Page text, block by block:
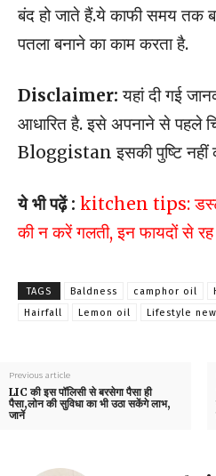
बंद हो जाते हैं.ये काफी समय तक
पतला बनाने का काम करता है.
Disclaimer: यहां दी गई
आधारित है. इसे अपनाने से पहले
Bloggistan इसकी पुष्टि नहीं
ये भी पढ़ें : kitchen tips:
की न करें गलती, इन फायदों से
TAGS Baldness camphor oil
Hairfall
Lemon oil Lifestyle
Previous article
LIC की इस पॉलिसी से बरसेगा पैसा ही
पैसा,लोन की सुविधा का भी उठा सकेंगे लाभ,
जानें